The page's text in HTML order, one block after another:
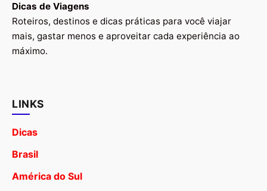
Dicas de Viagens
Roteiros, destinos e dicas práticas para você viajar
mais, gastar menos e aproveitar cada experiência ao
máximo.
LINKS
Dicas
Brasil
América do Sul